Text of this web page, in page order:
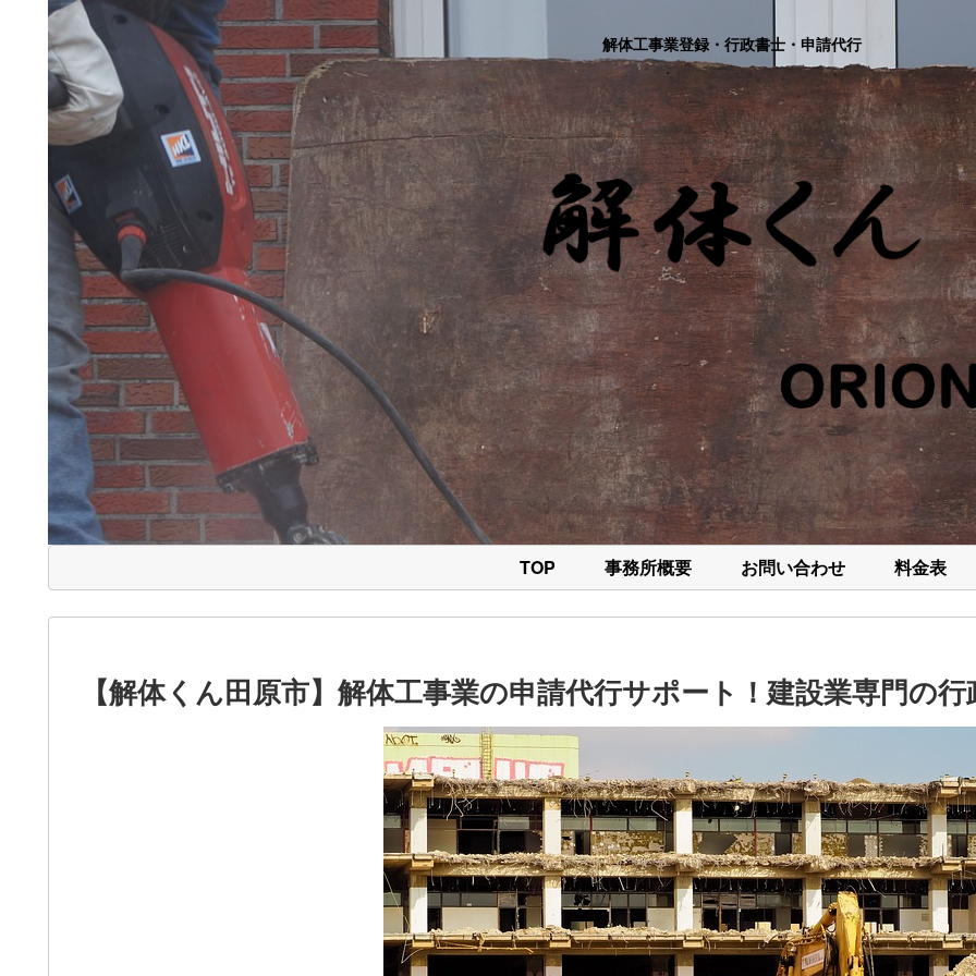
解体工事業登録・行政書士・申請代行
TOP 事務所概要 お問い合わせ 料金表
【解体くん田原市】解体工事業の申請代行サポート！建設業専門の